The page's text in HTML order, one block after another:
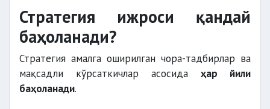
Стратегия ижроси қандай
баҳоланади?
Стратегия амалга оширилган чора-тадбирлар ва
мақсадли кўрсаткичлар асосида ҳар йили
баҳоланади.